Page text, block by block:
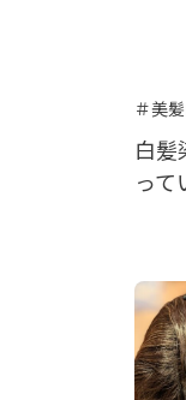
＃美
白髪
って